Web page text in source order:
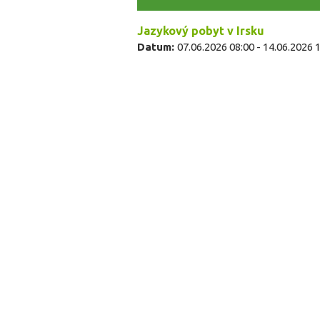
Jazykový pobyt v Irsku
Datum: 07.06.2026 08:00 - 14.06.2026